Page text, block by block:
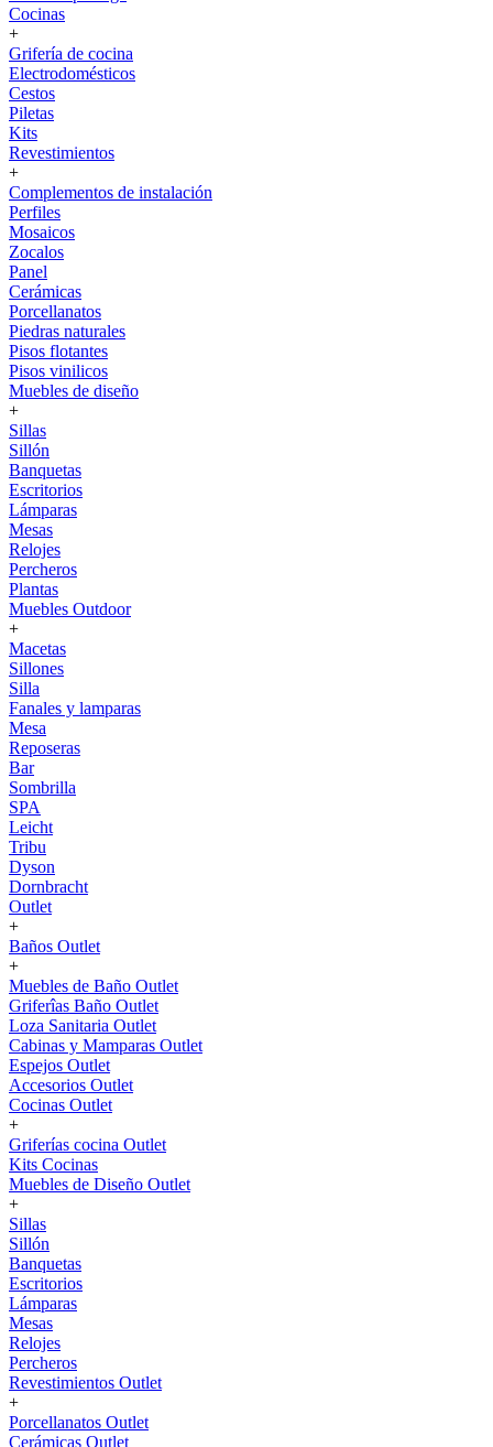
Cocinas
+
Grifería de cocina
Electrodomésticos
Cestos
Piletas
Kits
Revestimientos
+
Complementos de instalación
Perfiles
Mosaicos
Zocalos
Panel
Cerámicas
Porcellanatos
Piedras naturales
Pisos flotantes
Pisos vinilicos
Muebles de diseño
+
Sillas
Sillón
Banquetas
Escritorios
Lámparas
Mesas
Relojes
Percheros
Plantas
Muebles Outdoor
+
Macetas
Sillones
Silla
Fanales y lamparas
Mesa
Reposeras
Bar
Sombrilla
SPA
Leicht
Tribu
Dyson
Dornbracht
Outlet
+
Baños Outlet
+
Muebles de Baño Outlet
Griferîas Baño Outlet
Loza Sanitaria Outlet
Cabinas y Mamparas Outlet
Espejos Outlet
Accesorios Outlet
Cocinas Outlet
+
Griferías cocina Outlet
Kits Cocinas
Muebles de Diseño Outlet
+
Sillas
Sillón
Banquetas
Escritorios
Lámparas
Mesas
Relojes
Percheros
Revestimientos Outlet
+
Porcellanatos Outlet
Cerámicas Outlet